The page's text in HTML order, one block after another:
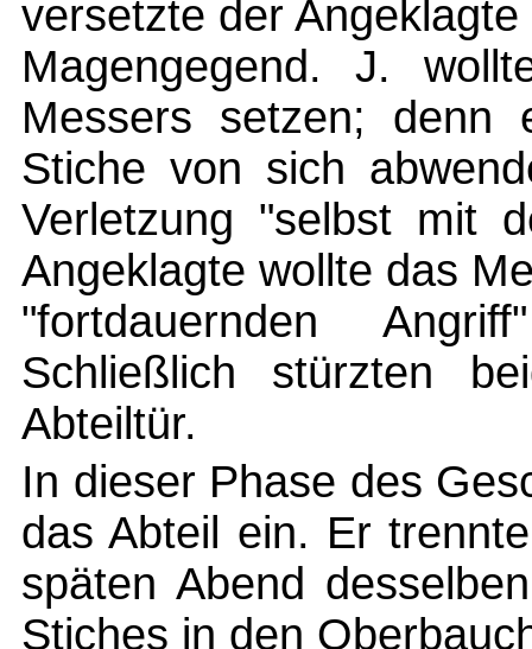
versetzte der
Magengegend. J.
Messers setzen; denn
Stiche von sich
Verletzung "selbst mit
Angeklagte wollte das
"fortdauernden
Schließlich stürzten
Abteiltür.
In dieser Phase des
das Abteil ein. Er
späten Abend
Stiches in den